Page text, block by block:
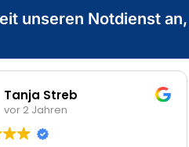
unseren Notdienst
Streb
2 Jahren